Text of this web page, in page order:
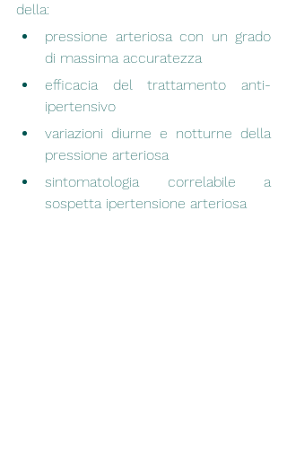
della:​
pressione arteriosa con un grado
di massima accuratezza
efficacia del trattamento anti-
ipertensivo
variazioni diurne e notturne della
pressione arteriosa
sintomatologia correlabile a
sospetta ipertensione arteriosa